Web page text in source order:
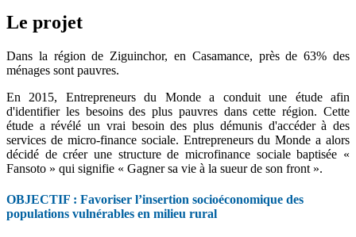
Le projet
Dans la région de Ziguinchor, en Casamance, près de 63% des
ménages sont pauvres.
En 2015, Entrepreneurs du Monde a conduit une étude afin
d'identifier les besoins des plus pauvres dans cette région. Cette
étude a révélé un vrai besoin des plus démunis d'accéder à des
services de micro-finance sociale. Entrepreneurs du Monde a alors
décidé de créer une structure de microfinance sociale baptisée «
Fansoto » qui signifie « Gagner sa vie à la sueur de son front ».
OBJECTIF : Favoriser l’insertion socioéconomique des
populations vulnérables en milieu rural